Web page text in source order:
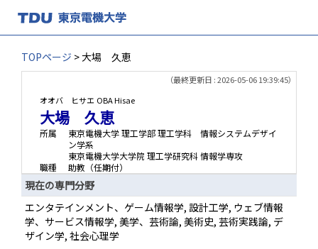
TOPページ > 大場 久恵
（最終更新日 : 2026-05-06 19:39:45）
オオバ ヒサエ OBA Hisae
大場 久恵
所属
東京電機大学 理工学部 理工学科 情報システムデザイ
ン学系
東京電機大学大学院 理工学研究科 情報学専攻
職種
助教（任期付）
現在の専門分野
エンタテインメント、ゲーム情報学, 設計工学, ウェブ情報
学、サービス情報学, 美学、芸術論, 美術史, 芸術実践論, デ
ザイン学, 社会心理学